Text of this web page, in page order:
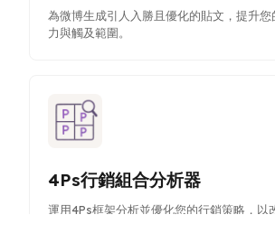
為微博生成引人入勝且優化的貼文，提升
力與觸及範圍。
4Ps行銷組合分析器
運用4Ps框架分析並優化您的行銷策略，以